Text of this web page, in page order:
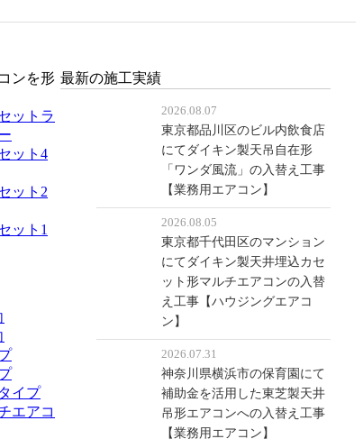
最新の施工実績
2026.08.07
東京都品川区のビル内飲食店
にてダイキン製天吊自在形
「ワンダ風流」の入替え工事
【業務用エアコン】
2026.08.05
東京都千代田区のマンション
にてダイキン製天井埋込カセ
ット形マルチエアコンの入替
え工事【ハウジングエアコ
ン】
2026.07.31
神奈川県横浜市の保育園にて
補助金を活用した東芝製天井
吊形エアコンへの入替え工事
【業務用エアコン】
ンを形
ットラ
ット4
ット2
ット1
イプ
エアコ